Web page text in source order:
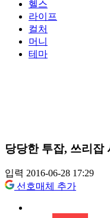
헬스
라이프
컬처
머니
테마
당당한 투잡, 쓰리잡
입력 2016-06-28 17:29
선호매체 추가